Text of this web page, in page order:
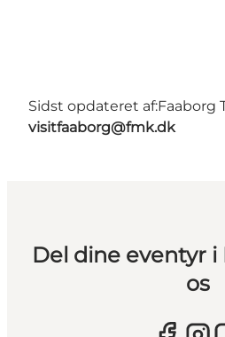
Sidst opdateret af:Faaborg
visitfaaborg@fmk.dk
Del dine eventyr i
os